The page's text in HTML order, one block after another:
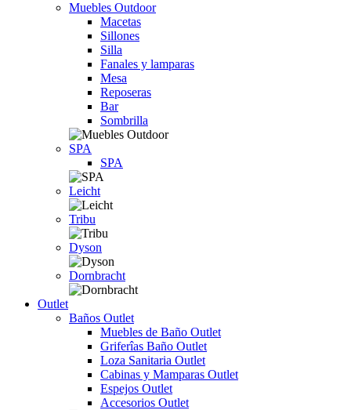
Muebles Outdoor
Macetas
Sillones
Silla
Fanales y lamparas
Mesa
Reposeras
Bar
Sombrilla
SPA
SPA
Leicht
Tribu
Dyson
Dornbracht
Outlet
Baños Outlet
Muebles de Baño Outlet
Griferîas Baño Outlet
Loza Sanitaria Outlet
Cabinas y Mamparas Outlet
Espejos Outlet
Accesorios Outlet